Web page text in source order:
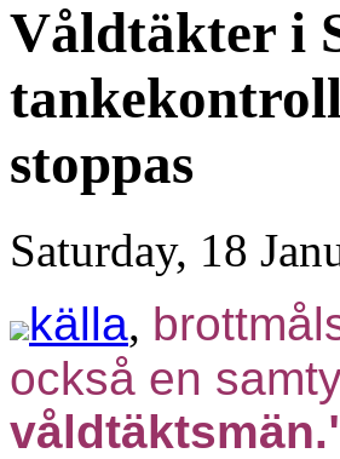
Våldtäkter i
stoppas
Saturday, 18
källa,
också en